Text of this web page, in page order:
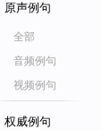
原声例句
全部
音频例句
视频例句
权威例句